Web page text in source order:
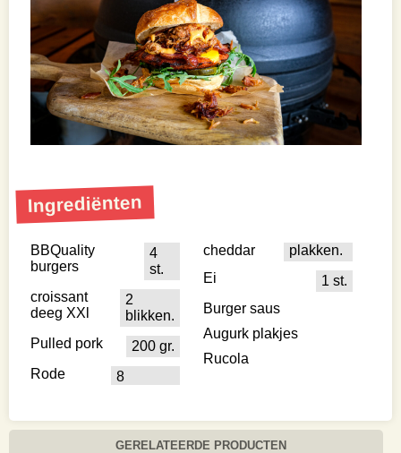
Ingrediënten
BBQuality
burgers
4
st.
croissant
deeg XXl
2
blikken.
Pulled pork
200 gr.
Rode
cheddar
8
plakken.
Ei
1 st.
Burger saus
Augurk plakjes
Rucola
GERELATEERDE PRODUCTEN